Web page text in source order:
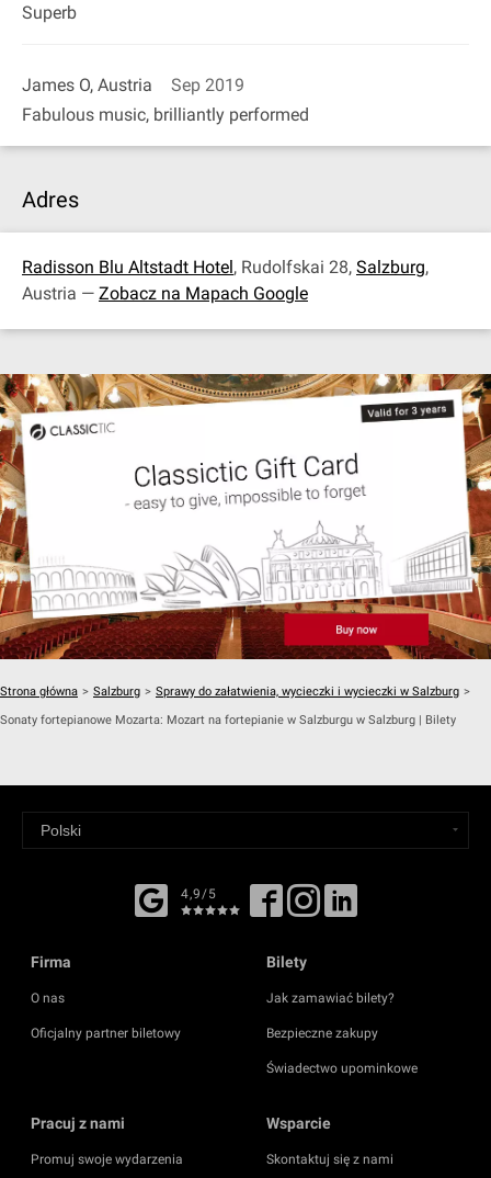
Superb
James O, Austria
Sep 2019
Fabulous music, brilliantly performed
Adres
Radisson Blu Altstadt Hotel, Rudolfskai 28, Salzburg,
Austria — Zobacz na Mapach Google
Strona główna > Salzburg > Sprawy do załatwienia, wycieczki i wycieczki w Salzburg >
Sonaty fortepianowe Mozarta: Mozart na fortepianie w Salzburgu w Salzburg | Bilety
4,9/5
Firma
O nas
Oficjalny partner biletowy
Bilety
Jak zamawiać bilety?
Bezpieczne zakupy
Świadectwo upominkowe
Pracuj z nami
Promuj swoje wydarzenia
Wsparcie
Skontaktuj się z nami